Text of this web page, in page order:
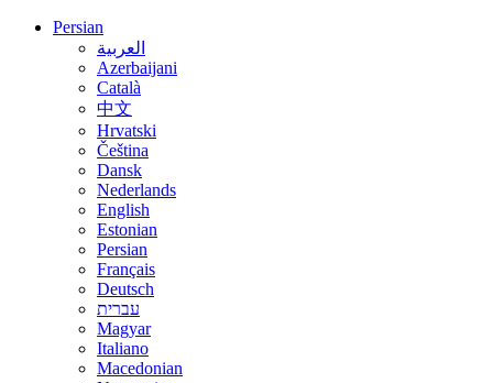
Persian
العربية
Azerbaijani
Català
中文
Hrvatski
Čeština
Dansk
Nederlands
English
Estonian
Persian
Français
Deutsch
עברית
Magyar
Italiano
Macedonian